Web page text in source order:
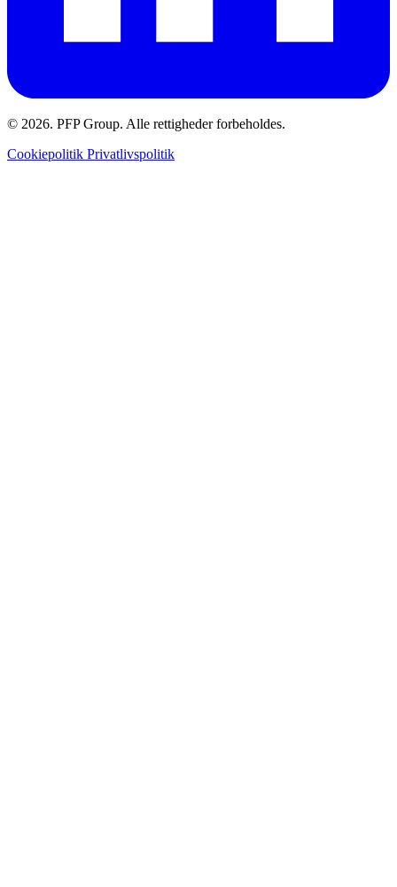
© 2026. PFP Group. Alle rettigheder forbeholdes.
Cookiepolitik Privatlivspolitik